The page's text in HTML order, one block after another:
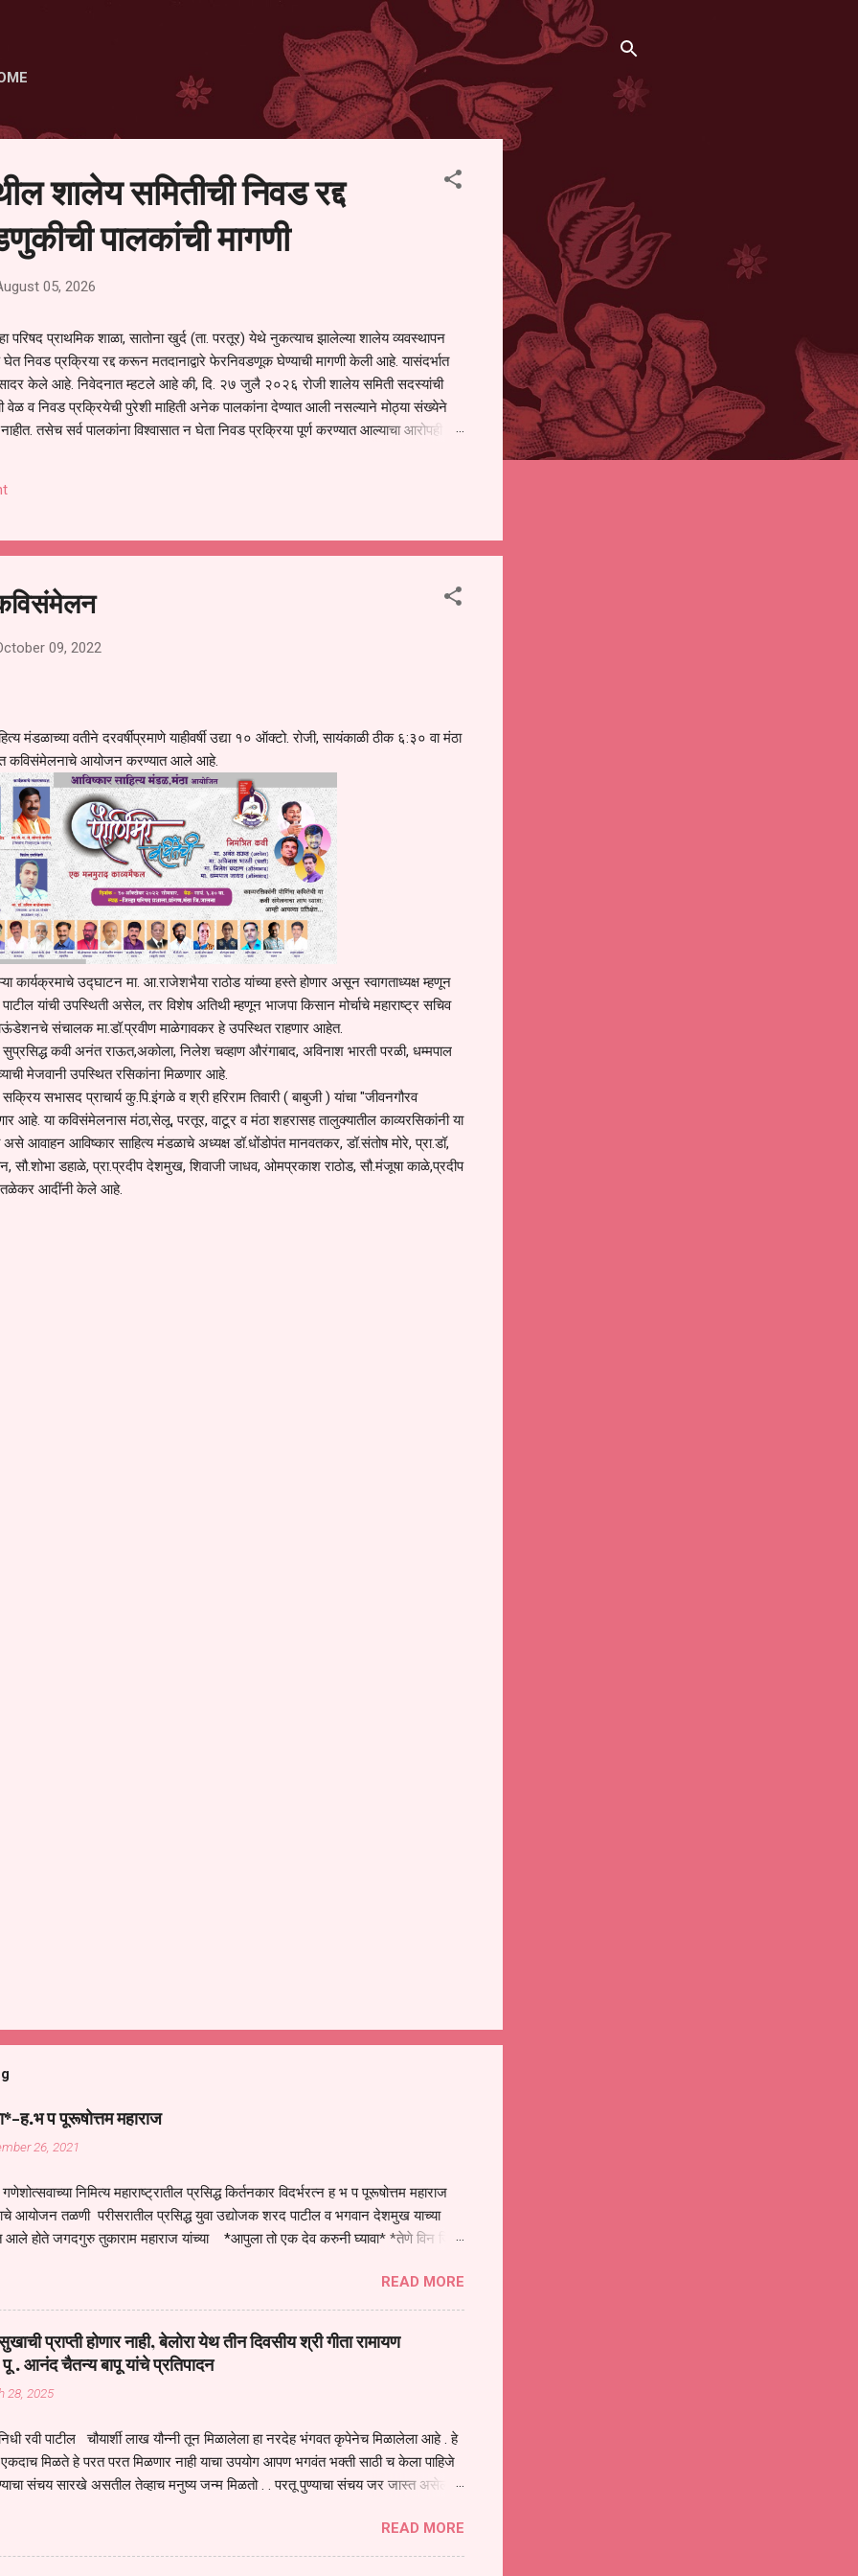
शालेय समितीची निवड रद्द
पालकांची मागणी
05, 2026
परिषद प्राथमिक शाळा, सातोना खुर्द (ता. परतूर) येथे नुकत्याच झालेल्या शालेय व्यवस्थापन
घेत निवड प्रक्रिया रद्द करून मतदानाद्वारे फेरनिवडणूक घेण्याची मागणी केली आहे. यासंदर्भात
सादर केले आहे. निवेदनात म्हटले आहे की, दि. २७ जुलै २०२६ रोजी शालेय समिती सदस्यांची
वेळ व निवड प्रक्रियेची पुरेशी माहिती अनेक पालकांना देण्यात आली नसल्याने मोठ्या संख्येने
तसेच सर्व पालकांना विश्वासात न घेता निवड प्रक्रिया पूर्ण करण्यात आल्याचा आरोपही
मागणी पालकांनी केली आहे. या निवेदनाच्या प्रती जिल्हा शिक्षण अधिकारी (प्राथमिक),
परतूर यांनाही पाठविण्यात आल्या असून प्रशासन याबाबत काय निर्णय घेते, याकडे पालकांचे
09, 2022
मंडळाच्या वतीने दरवर्षीप्रमाणे याहीवर्षी उद्या १० ऑक्टो. रोजी, सायंकाळी ठीक ६:३० वा मंठा
कविसंमेलनाचे आयोजन करण्यात आले आहे.
कार्यक्रमाचे उद्घाटन मा. आ.राजेशभैया राठोड यांच्या हस्ते होणार असून स्वागताध्यक्ष म्हणून
यांची उपस्थिती असेल, तर विशेष अतिथी म्हणून भाजपा किसान मोर्चाचे महाराष्ट्र सचिव
संचालक मा.डॉ.प्रवीण माळेगावकर हे उपस्थित राहणार आहेत.
कवी अनंत राऊत,अकोला, निलेश चव्हाण औरंगाबाद, अविनाश भारती परळी, धम्मपाल
मेजवानी उपस्थित रसिकांना मिळणार आहे.
सभासद प्राचार्य कु.पि.इंगळे व श्री हरिराम तिवारी ( बाबुजी ) यांचा "जीवनगौरव
आहे. या कविसंमेलनास मंठा,सेलू, परतूर, वाटूर व मंठा शहरासह तालुक्यातील काव्यरसिकांनी या
आवाहन आविष्कार साहित्य मंडळाचे अध्यक्ष डॉ.धोंडोपंत मानवतकर, डॉ.संतोष मोरे, प्रा.डॉ,
सौ.शोभा डहाळे, प्रा.प्रदीप देशमुख, शिवाजी जाधव, ओमप्रकाश राठोड, सौ.मंजूषा काळे,प्रदीप
तळेकर आदींनी केले आहे.
ह.भ प पूरूषोत्तम महाराज
26, 2021
निमित्य महाराष्ट्रातील प्रसिद्ध किर्तनकार विदर्भरत्न ह भ प पूरूषोत्तम महाराज
आयोजन तळणी परीसरातील प्रसिद्ध युवा उद्योजक शरद पाटील व भगवान देशमुख याच्या
आले होते जगदगुरु तुकाराम महाराज यांच्या *आपुला तो एक देव करुनी घ्यावा* *तेणे विन जिवा
बसलेली लोक ही खरच भाग्यवान आहेत कोरोना सारख्या महामारीत आपंण जिवंत आहोत या
तर धार्मीक विचाराचा आधार आपल्याला घ्यावाच लागेल महामारीच्या काळात वारकरी
मानव जातीची मानसीक अवस्था सक्षम असणे गरजेचे आहे कोरोना ने मानवी जीवनातील
सगळ्याना करून दीली आहे मनुष्याच्या आयुष्यातील नामसाधना ही त्याच्यासाठी खूप मोठा
करण्याचा आळस आ...
READ MORE
प्राप्ती होणार नाही, बेलोरा येथ तीन दिवसीय श्री गीता रामायण
. आनंद चैतन्य बापू यांचे प्रतिपादन
28, 2025
रवी पाटील चौयार्शी लाख यौन्नी तून मिळालेला हा नरदेह भंगवत कृपेनेच मिळालेला आहे . हे
मिळते हे परत परत मिळणार नाही याचा उपयोग आपण भगवंत भक्ती साठी च केला पाहिजे
संचय सारखे असतील तेव्हाच मनुष्य जन्म मिळतो . . परतू पुण्याचा संचय जर जास्त असेल
सुंगधाचे व्यसन लागण्यापेक्षा भगवत भंक्ती चे व व्यसन लावा म्हणजे या नरदेहाचा उपयोग होईल .
मनुष्यावर होत असतात यापैकी भगवत कृपा ही पुण्यवानालाच होत असते . भगवंताच्या भजनाने या
READ MORE